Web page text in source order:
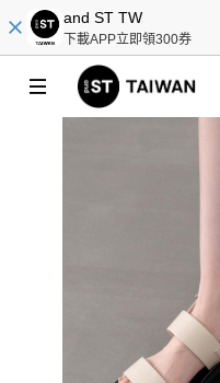
and ST TW
下載APP立即領300券